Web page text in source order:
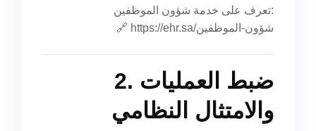
تعرف على خدمة شؤون الموظفين:
🔗
https://ehr.sa/شؤون-الموظفين
2. ضبط العمليات
والامتثال النظامي